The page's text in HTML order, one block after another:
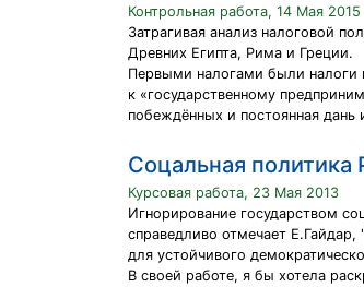
Контрольная работа, 14 Мая 2015
Затрагивая анализ налоговой
Древних Египта, Рима и Греции.
Первыми налогами были налоги
к «государственному
побеждённых и постоянная дань
Соцальная политика
Курсовая работа, 23 Мая 2013
Игнорирование государством
справедливо отмечает
для устойчивого
В своей работе, я бы хотела